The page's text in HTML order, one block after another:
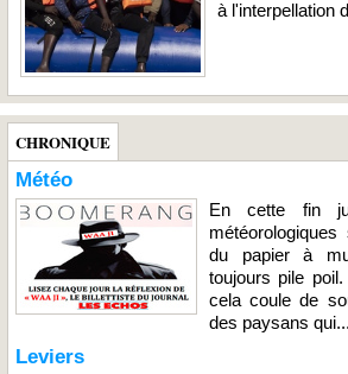
à l'interpellation
CHRONIQUE
Météo
En cette fin
du papier à
toujours pile
cela coule de
des paysans qui...
Leviers